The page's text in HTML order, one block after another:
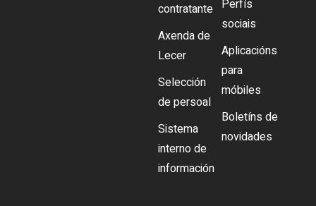
contratante
Axenda de
Lecer
Selección
de persoal
Sistema
interno de
información
Perfís
sociais
Aplicacións
para
móbiles
Boletíns de
novidades